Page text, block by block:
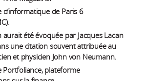
de Paris 6
aurait été évoquée par Jacques Lacan
une citation souvent attribuée au
et physicien John von Neumann.
Portfoliance, plateforme